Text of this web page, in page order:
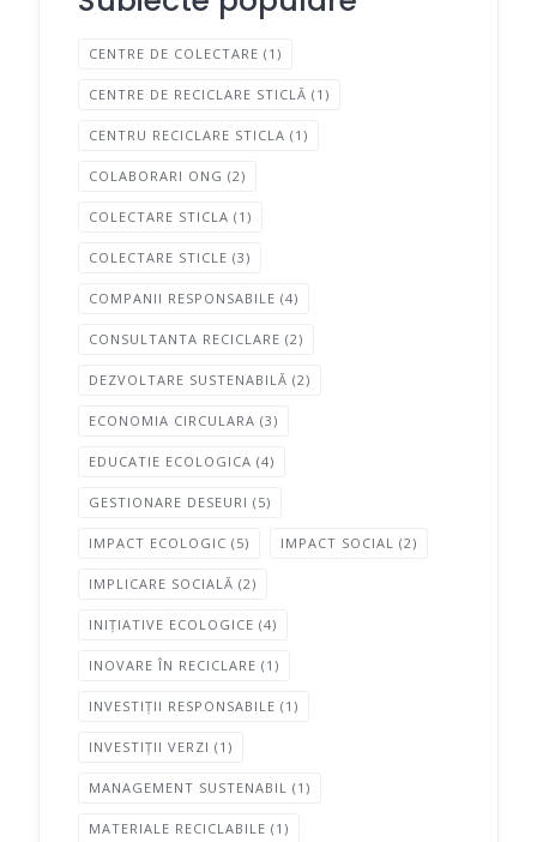
CENTRE DE COLECTARE (1)
CENTRE DE RECICLARE STICLĂ (1)
CENTRU RECICLARE STICLA (1)
COLABORARI ONG (2)
COLECTARE STICLA (1)
COLECTARE STICLE (3)
COMPANII RESPONSABILE (4)
CONSULTANTA RECICLARE (2)
DEZVOLTARE SUSTENABILĂ (2)
ECONOMIA CIRCULARA (3)
EDUCATIE ECOLOGICA (4)
GESTIONARE DESEURI (5)
IMPACT ECOLOGIC (5) IMPACT SOCIAL (2)
IMPLICARE SOCIALĂ (2)
INIȚIATIVE ECOLOGICE (4)
INOVARE ÎN RECICLARE (1)
INVESTIȚII RESPONSABILE (1)
INVESTIȚII VERZI (1)
MANAGEMENT SUSTENABIL (1)
MATERIALE RECICLABILE (1)